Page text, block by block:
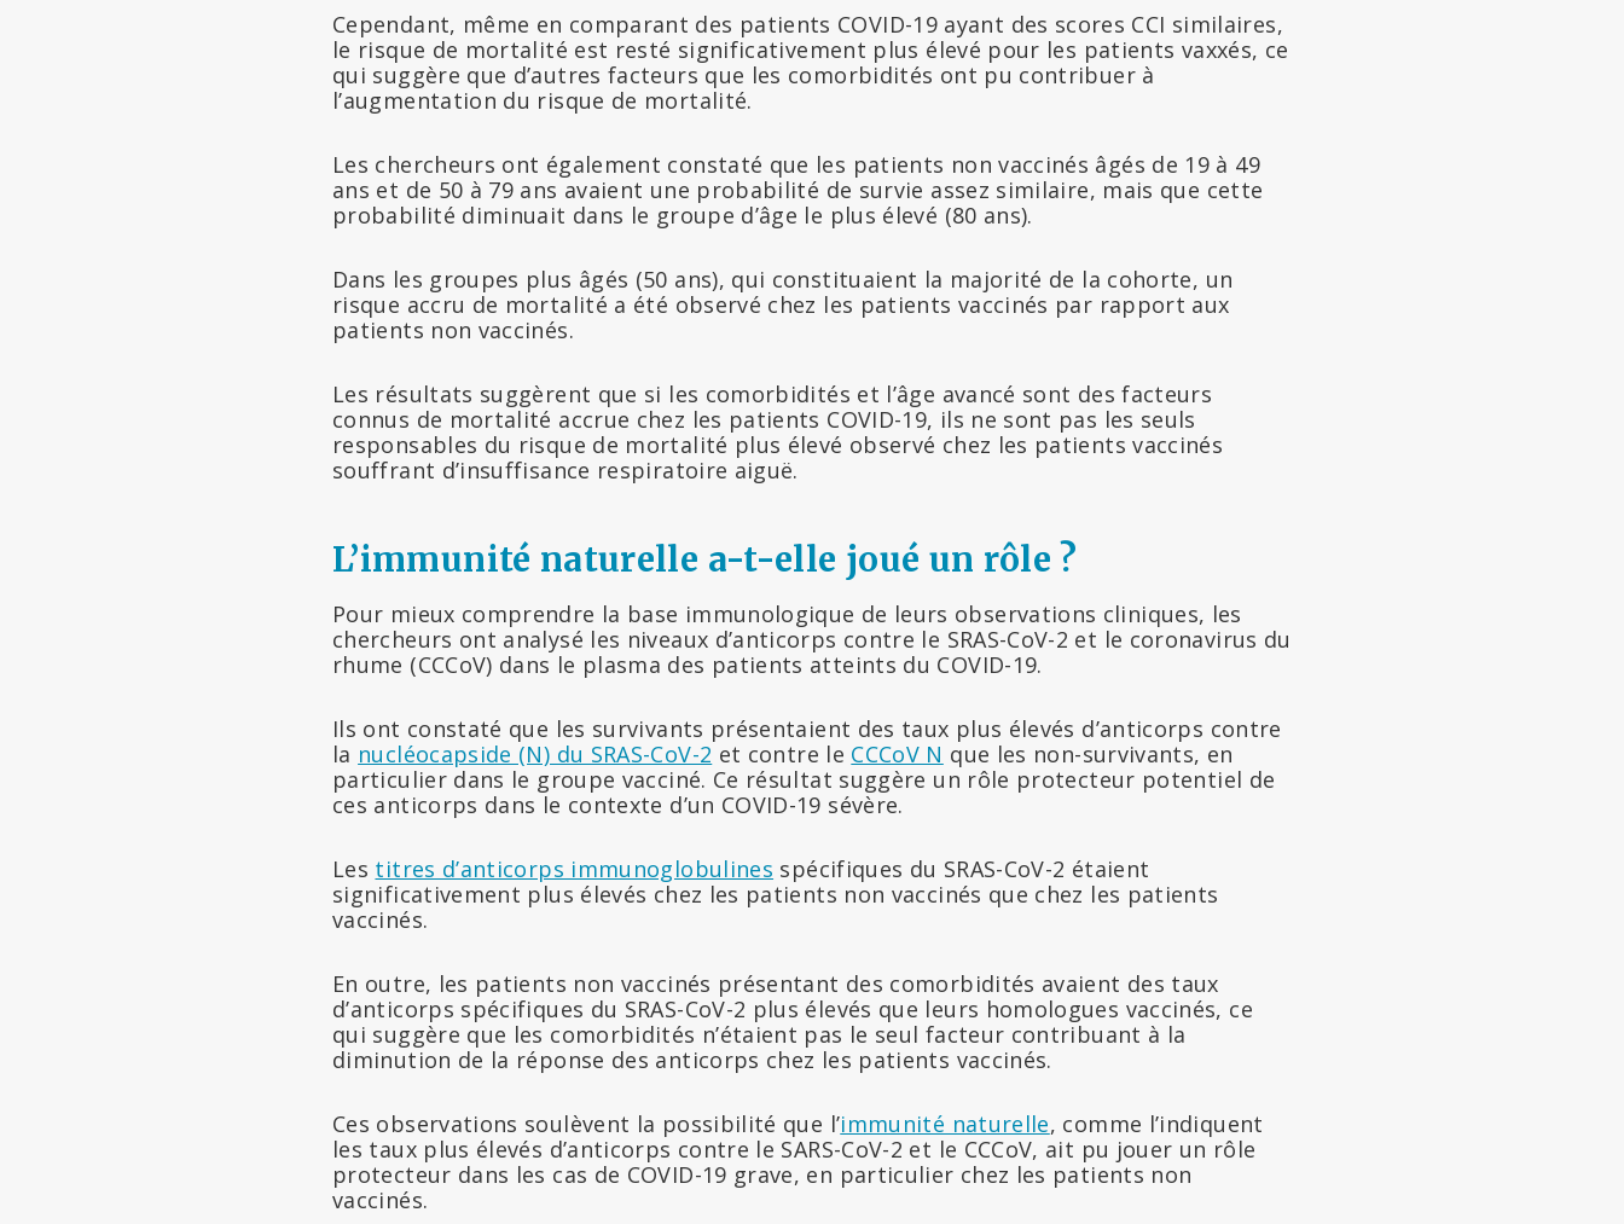
Cependant, même en comparant des patients COVID-19 ayant des scores CCI similaires,
le risque de mortalité est resté significativement plus élevé pour les patients vaxxés, ce
qui suggère que d’autres facteurs que les comorbidités ont pu contribuer à
l’augmentation du risque de mortalité.
Les chercheurs ont également constaté que les patients non vaccinés âgés de 19 à 49
ans et de 50 à 79 ans avaient une probabilité de survie assez similaire, mais que cette
probabilité diminuait dans le groupe d’âge le plus élevé (80 ans).
Dans les groupes plus âgés (50 ans), qui constituaient la majorité de la cohorte, un
risque accru de mortalité a été observé chez les patients vaccinés par rapport aux
patients non vaccinés.
Les résultats suggèrent que si les comorbidités et l’âge avancé sont des facteurs
connus de mortalité accrue chez les patients COVID-19, ils ne sont pas les seuls
responsables du risque de mortalité plus élevé observé chez les patients vaccinés
souffrant d’insuffisance respiratoire aiguë.
L’immunité naturelle a-t-elle joué un rôle ?
Pour mieux comprendre la base immunologique de leurs observations cliniques, les
chercheurs ont analysé les niveaux d’anticorps contre le SRAS-CoV-2 et le coronavirus du
rhume (CCCoV) dans le plasma des patients atteints du COVID-19.
Ils ont constaté que les survivants présentaient des taux plus élevés d’anticorps contre
la nucléocapside (N) du SRAS-CoV-2 et contre le CCCoV N que les non-survivants, en
particulier dans le groupe vacciné. Ce résultat suggère un rôle protecteur potentiel de
ces anticorps dans le contexte d’un COVID-19 sévère.
Les titres d’anticorps immunoglobulines spécifiques du SRAS-CoV-2 étaient
significativement plus élevés chez les patients non vaccinés que chez les patients
vaccinés.
En outre, les patients non vaccinés présentant des comorbidités avaient des taux
d’anticorps spécifiques du SRAS-CoV-2 plus élevés que leurs homologues vaccinés, ce
qui suggère que les comorbidités n’étaient pas le seul facteur contribuant à la
diminution de la réponse des anticorps chez les patients vaccinés.
Ces observations soulèvent la possibilité que l’immunité naturelle, comme l’indiquent
les taux plus élevés d’anticorps contre le SARS-CoV-2 et le CCCoV, ait pu jouer un rôle
protecteur dans les cas de COVID-19 grave, en particulier chez les patients non
vaccinés.